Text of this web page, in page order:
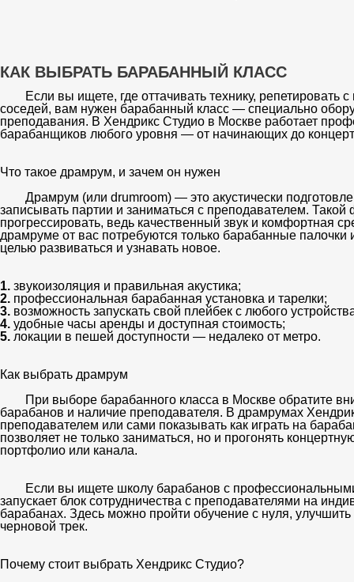
КАК ВЫБРАТЬ БАРАБАННЫЙ КЛАСС
Если вы ищете, где оттачивать технику, репетировать
соседей, вам нужен барабанный класс — специально
преподавания. В Хендрикс Студио в Москве работает
барабанщиков любого уровня — от начинающих до
Что такое драмрум, и зачем он нужен
Драмрум (или drumroom) — это акустически
записывать партии и заниматься с преподавателем.
прогрессировать, ведь качественный звук и комфортная
драмруме от вас потребуются только барабанные
целью развиваться и узнавать новое.
звукоизоляция и правильная акустика;
профессиональная барабанная установка и тарелки;
возможность запускать свой плейбек с любого
удобные часы аренды и доступная стоимость;
локации в пешей доступности — недалеко от метро.
Как выбрать драмрум
При выборе барабанного класса в Москве обратите
барабанов и наличие преподавателя. В драмрумах
преподавателем или сами показывать как играть на
позволяет не только заниматься, но и прогонять
портфолио или канала.
Если вы ищете школу барабанов с
запускает блок сотрудничества с преподавателями на
барабанах. Здесь можно пройти обучение с нуля, улучшить
черновой трек.
Почему стоит выбрать Хендрикс Студио?